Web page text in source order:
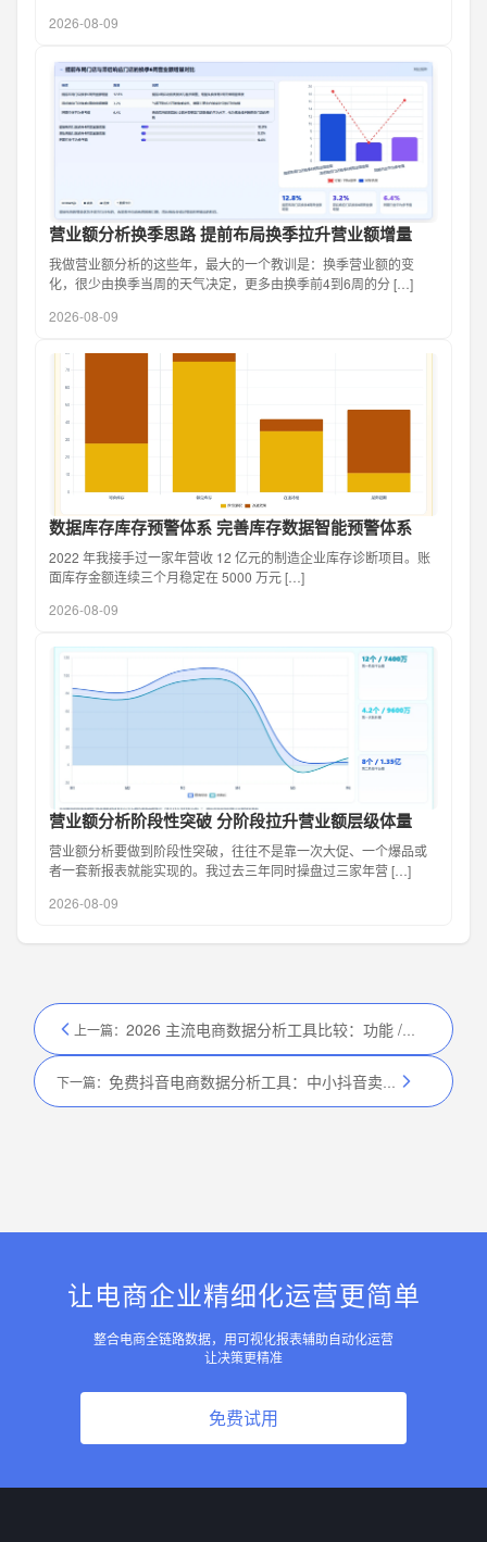
2026-08-09
营业额分析换季思路 提前布局换季拉升营业额增量
我做营业额分析的这些年，最大的一个教训是：换季营业额的变
化，很少由换季当周的天气决定，更多由换季前4到6周的分 […]
2026-08-09
数据库存库存预警体系 完善库存数据智能预警体系
2022 年我接手过一家年营收 12 亿元的制造企业库存诊断项目。账
面库存金额连续三个月稳定在 5000 万元 […]
2026-08-09
营业额分析阶段性突破 分阶段拉升营业额层级体量
营业额分析要做到阶段性突破，往往不是靠一次大促、一个爆品或
者一套新报表就能实现的。我过去三年同时操盘过三家年营 […]
2026-08-09
上一篇： 2026 主流电商数据分析工具比较：功能 / 价格 / 适用场景
下一篇： 免费抖音电商数据分析工具：中小抖音卖家首选
让电商企业精细化运营更简单
整合电商全链路数据，用可视化报表辅助自动化运营
让决策更精准
免费试用